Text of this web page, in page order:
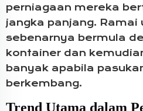
perniagaan mereka
jangka panjang. Ramai
sebenarnya bermula
kontainer dan
banyak apabila
berkembang.
Trend Utama dalam